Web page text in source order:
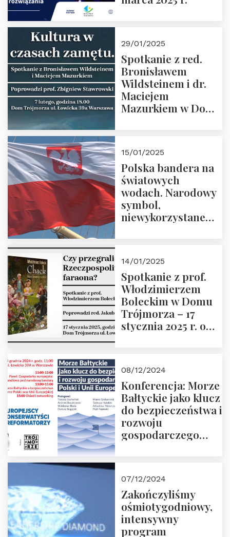
29/01/2025
Spotkanie z red.
Bronisławem
Wildsteinem i dr.
Maciejem
Mazurkiem w Domu
Prowadzi prof.
Zbigniew
Stawrowski
15/01/2025
Polska bandera na
światowych
wodach. Narodowy
symbol,
niewykorzystane
14/01/2025
Spotkanie z prof.
Włodzimierzem
Boleckim w Domu
Trójmorza – 17
stycznia 2025 r. o
08/12/2024
Konferencja: Morze
Bałtyckie jako klucz
do bezpieczeństwa i
rozwoju
gospodarczego
ZAPRASZAMY
07/12/2024
Zakończyliśmy
ośmiotygodniowy,
intensywny
program